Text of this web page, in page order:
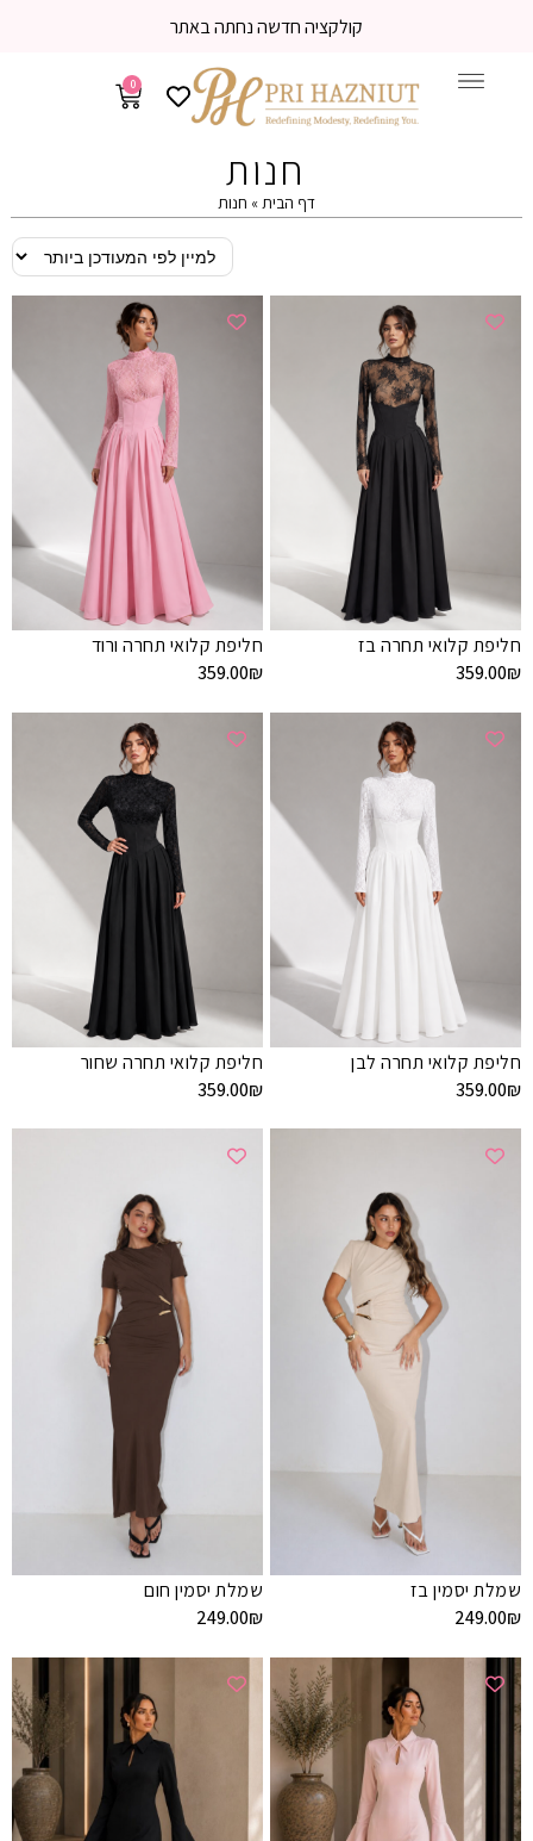
משלוח עד הבית 3-5 ימי עסקים
0
חנות
דף הבית» חנות
חליפת קלואי תחרה בז
359.00₪
חליפת קלואי תחרה ורוד
359.00₪
חליפת קלואי תחרה לבן
359.00₪
חליפת קלואי תחרה שחור
359.00₪
שמלת יסמין בז
249.00₪
שמלת יסמין חום
249.00₪